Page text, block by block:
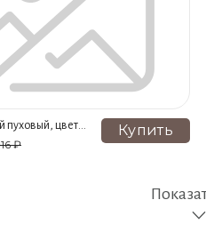
(2)
мужские, цвет черный (2)
пуховый, цвет
₽
Купить